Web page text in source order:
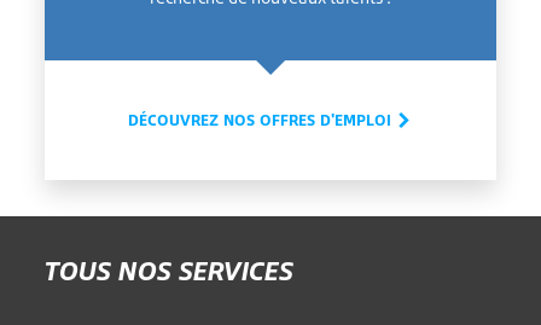
DÉCOUVREZ NOS OFFRES D'EMPLOI
TOUS NOS SERVICES